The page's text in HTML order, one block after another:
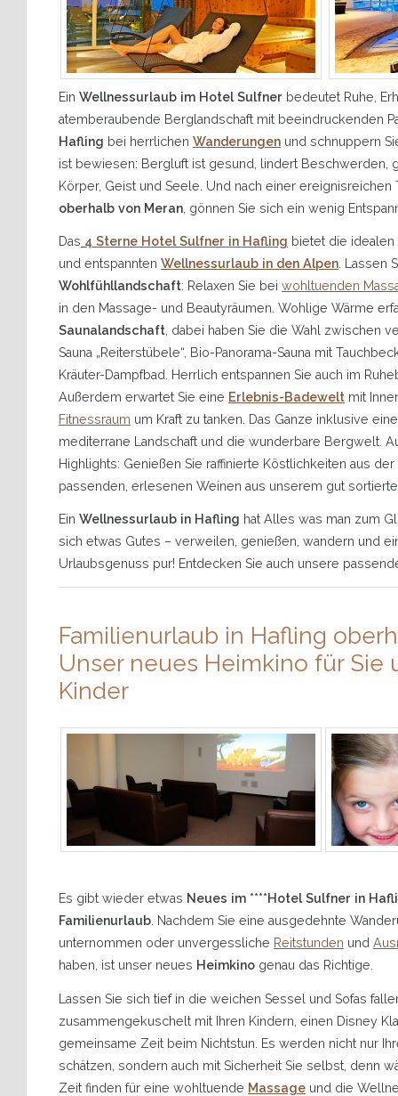
Ein Wellnessurlaub im Hotel Sulfner bedeutet Ruhe,
atemberaubende Berglandschaft mit beeindruckenden
Hafling bei herrlichen Wanderungen und schnuppern
ist bewiesen: Bergluft ist gesund, lindert Beschwerden,
Körper, Geist und Seele. Und nach einer ereignisreichen
oberhalb von Meran, gönnen Sie sich ein wenig
Das 4 Sterne Hotel Sulfner in Hafling bietet die
und entspannten Wellnessurlaub in den Alpen. Lassen
Wohlfühllandschaft: Relaxen Sie bei wohltuenden
in den Massage- und Beautyräumen. Wohlige Wärme
Saunalandschaft, dabei haben Sie die Wahl zwischen
Sauna „Reiterstübele“, Bio-Panorama-Sauna mit
Kräuter-Dampfbad. Herrlich entspannen Sie auch im
Außerdem erwartet Sie eine Erlebnis-Badewelt mit
Fitnessraum um Kraft zu tanken. Das Ganze inklusive
mediterrane Landschaft und die wunderbare Bergwelt.
Highlights: Genießen Sie raffinierte Köstlichkeiten aus der
passenden, erlesenen Weinen aus unserem gut
Ein Wellnessurlaub in Hafling hat Alles was man zum
sich etwas Gutes – verweilen, genießen, wandern und
Urlaubsgenuss pur! Entdecken Sie auch unsere
Familienurlaub in Hafling
Unser neues Heimkino für Sie
Kinder
Es gibt wieder etwas Neues im ****Hotel Sulfner in
Familienurlaub. Nachdem Sie eine ausgedehnte
unternommen oder unvergessliche Reitstunden und
haben, ist unser neues Heimkino genau das Richtige.
Lassen Sie sich tief in die weichen Sessel und Sofas
zusammengekuschelt mit Ihren Kindern, einen Disney
gemeinsame Zeit beim Nichtstun. Es werden nicht nur
schätzen, sondern auch mit Sicherheit Sie selbst, denn
Zeit finden für eine wohltuende Massage und die